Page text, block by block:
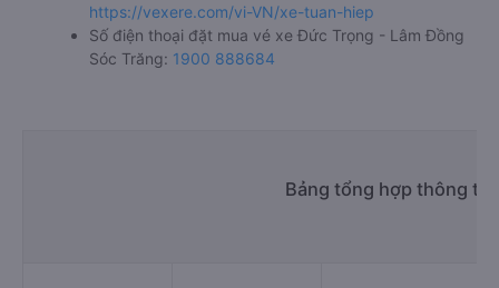
https://vexere.com/vi-VN/xe-tuan-hiep
Số điện thoại đặt mua vé xe Đức Trọng - Lâm Đồng
Sóc Trăng: 1900 888684
Bảng tổng hợp thông